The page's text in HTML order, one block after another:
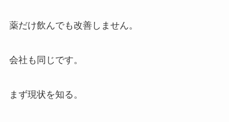
薬だけ飲んでも改善しません。
会社も同じです。
まず現状を知る。